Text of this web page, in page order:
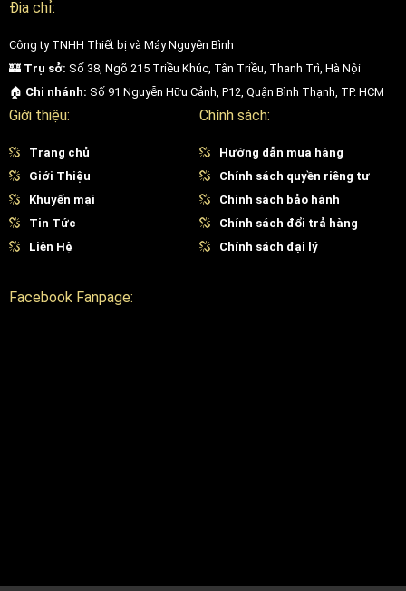
Địa chỉ:
Công ty TNHH Thiết bị và Máy Nguyên Bình
🏰 Trụ sở: Số 38, Ngõ 215 Triều Khúc, Tân Triều, Thanh Trì, Hà Nội
🏠 Chi nhánh: Số 91 Nguyễn Hữu Cảnh, P12, Quận Bình Thạnh, TP. HCM
Giới thiệu:
Trang chủ
Giới Thiệu
Khuyến mại
Tin Tức
Liên Hệ
Chính sách:
Hướng dẫn mua hàng
Chính sách quyền riêng tư
Chính sách bảo hành
Chính sách đổi trả hàng
Chính sách đại lý
Facebook Fanpage: